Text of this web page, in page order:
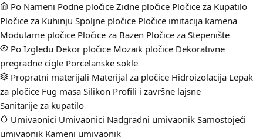
Po Nameni Podne pločice Zidne pločice Pločice za Kupatilo
Pločice za Kuhinju Spoljne pločice Pločice imitacija kamena
Modularne pločice Pločice za Bazen Pločice za Stepenište
Po Izgledu Dekor pločice Mozaik pločice Dekorativne
pregradne cigle Porcelanske sokle
Propratni materijali Materijal za pločice Hidroizolacija Lepak
za pločice Fug masa Silikon Profili i završne lajsne
Sanitarije za kupatilo
Umivaonici Umivaonici Nadgradni umivaonik Samostojeći
umivaonik Kameni umivaonik